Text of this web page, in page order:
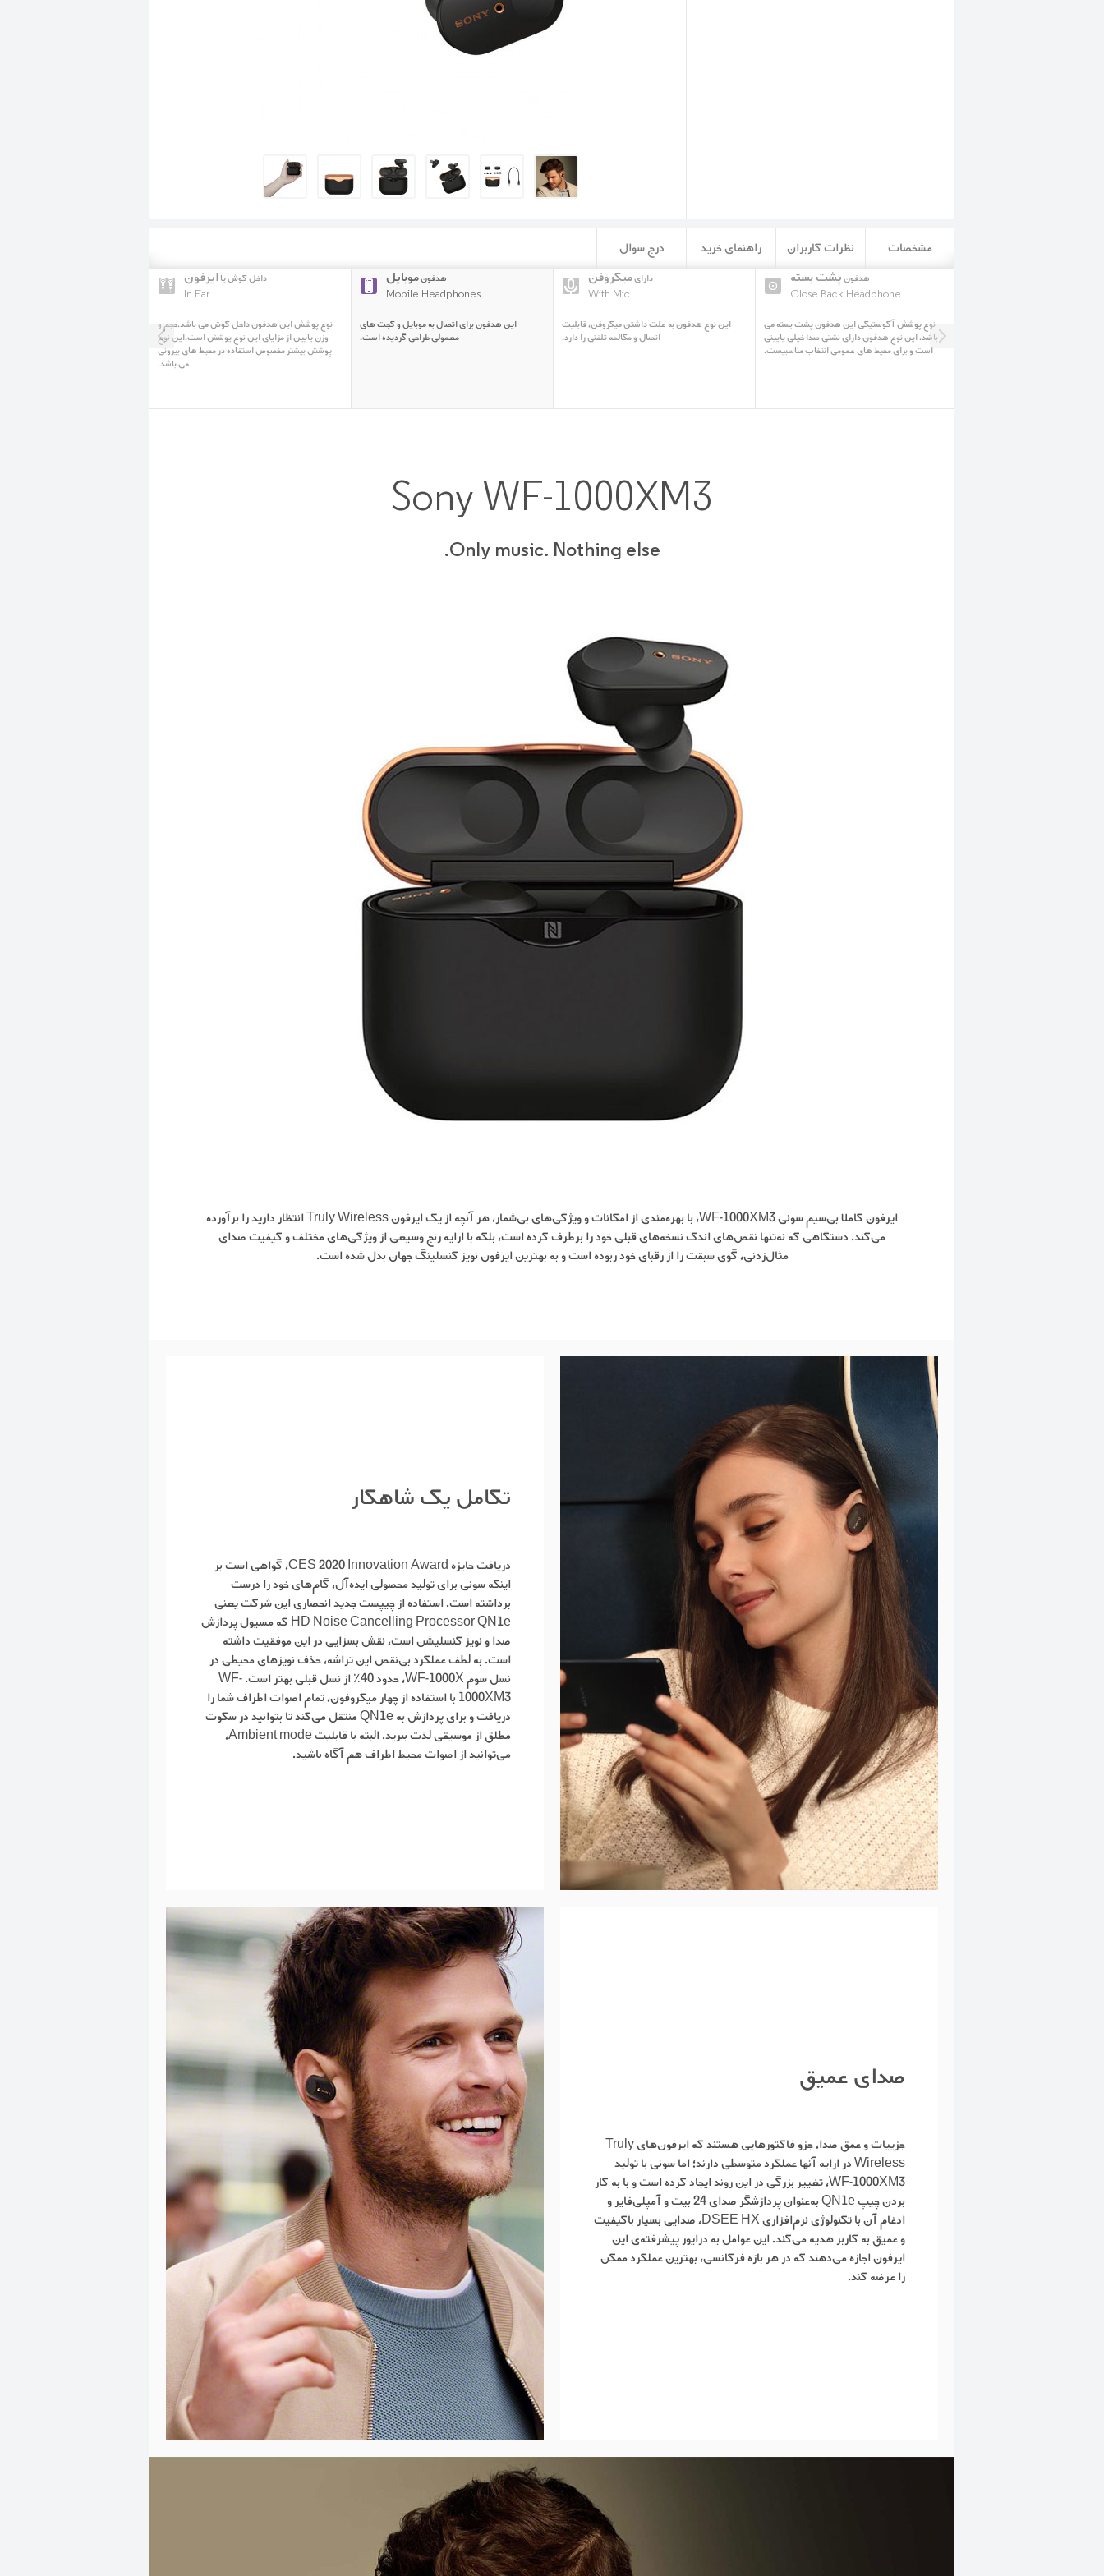
مشخصات نظرات کاربران راهنمای خرید درج سوال
داخل گوش یاایرفون
In Ear
نوع پوشش این هدفون داخل گوش می باشد.حجم و
وزن پایین از مزایای این نوع پوشش است.این نوع
پوشش بیشتر مخصوص استفاده در محیط های بیرونی
می باشد.
هدفونموبایل
Mobile Headphones
این هدفون برای اتصال به موبایل و گجت های
معمولی طراحی گردیده است.
دارایمیکروفن
With Mic
این نوع هدفون به علت داشتن میکروفن، قابلیت
اتصال و مکالمه تلفنی را دارد.
هدفونپشت بسته
Close Back Headphone
نوع پوشش آکوستیکی این هدفون پشت بسته می
باشد. این نوع هدفون دارای نشتی صدا خیلی پایینی
است و برای محیط های عمومی انتخاب مناسبیست.
Sony WF-1000XM3
Only music. Nothing else.
ایرفون کاملاً بی‌سیم سونی WF-1000XM3، با بهره‌مندی از امکانات و ویژگی‌های بی‌شمار، هر آنچه از یک ایرفون‌ Truly Wireless انتظار دارید را برآورده
می‌کند. دستگاهی که نه‌تنها نقص‌های اندک نسخه‌های قبلی خود را برطرف کرده است، بلکه با ارائه رنج وسیعی از ویژگی‌های مختلف و کیفیت صدای
مثال‌زدنی،‌ گوی سبقت را از رقبای خود ربوده است و به بهترین ایرفون نویز کنسلینگ جهان بدل شده است.
تکامل یک شاهکار
دریافت جایزه CES 2020 Innovation Award، گواهی است بر
اینکه سونی برای تولید محصولی ایده‌آل، گام‌های خود را درست
برداشته است. استفاده از چیپست جدید انحصاری این شرکت یعنی
HD Noise Cancelling Processor QN1e که مسئول پردازش
صدا و نویز کنسلیشن است، نقش بسزایی در این موفقیت داشته
است. به لطف عملکرد بی‌نقص این تراشه، حذف نویزهای محیطی در
نسل سوم WF-1000X، حدود ۴۰٪ از نسل قبلی بهتر است. WF-
1000XM3 با استفاده از چهار میکروفون، تمام اصوات اطراف شما را
دریافت و برای پردازش به QN1e منتقل می‌کند تا بتوانید در سکوت
مطلق از موسیقی لذت ببرید. البته با قابلیت Ambient mode،
می‌توانید از اصوات محیط اطراف هم آگاه باشید.
صدای عمیق
جزییات و عمق صدا، جزو فاکتور‌هایی هستند که ایرفون‌های Truly
Wireless در ارائه آنها عملکرد متوسطی دارند؛ اما سونی با تولید
WF-1000XM3، تغییر بزرگی در این روند ایجاد کرده است و با به کار
بردن چیپ QN1e به‌عنوان پردازشگر صدای ۲۴ بیت و آمپلی‌فایر و
ادغام آن با تکنولوژی نرم‌افزاری DSEE HX، صدایی بسیار باکیفیت
و عمیق به کاربر هدیه می‌کند. این عوامل به درایور پیشرفته‌ی این
ایرفون اجازه می‌دهند که در هر بازه فرکانسی،‌ بهترین عملکرد ممکن
را عرضه کند.